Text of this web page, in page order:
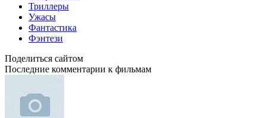
Триллеры
Ужасы
Фантастика
Фэнтези
Поделиться сайтом
Последние комментарии к фильмам